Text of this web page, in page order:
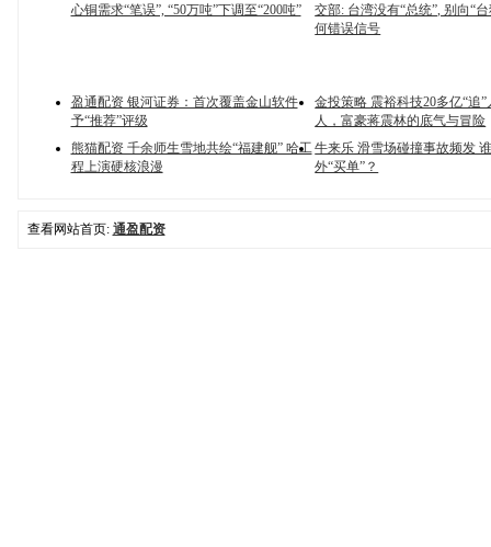
心铜需求“笔误”, “50万吨”下调至“200吨”
交部: 台湾没有“总统”, 别向“
何错误信号
盈通配资 银河证券：首次覆盖金山软件
予“推荐”评级
金投策略 震裕科技20多亿“追
人，富豪蒋震林的底气与冒险
熊猫配资 千余师生雪地共绘“福建舰” 哈工
程上演硬核浪漫
牛来乐 滑雪场碰撞事故频发
外“买单”？
查看网站首页: 通盈配资